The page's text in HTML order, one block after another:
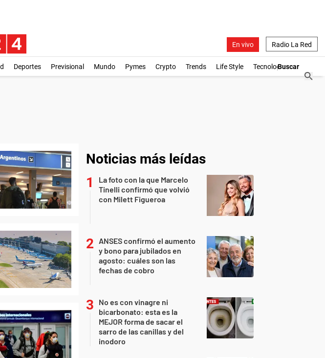
En vivo Radio La Red
Deportes Previsional Mundo Pymes Crypto Trends Life Style Tecnología
Noticias más leídas
La foto con la que Marcelo
Tinelli confirmó que volvió
con Milett Figueroa
ANSES confirmó el aumento
y bono para jubilados en
agosto: cuáles son las
fechas de cobro
No es con vinagre ni
bicarbonato: esta es la
MEJOR forma de sacar el
sarro de las canillas y del
inodoro